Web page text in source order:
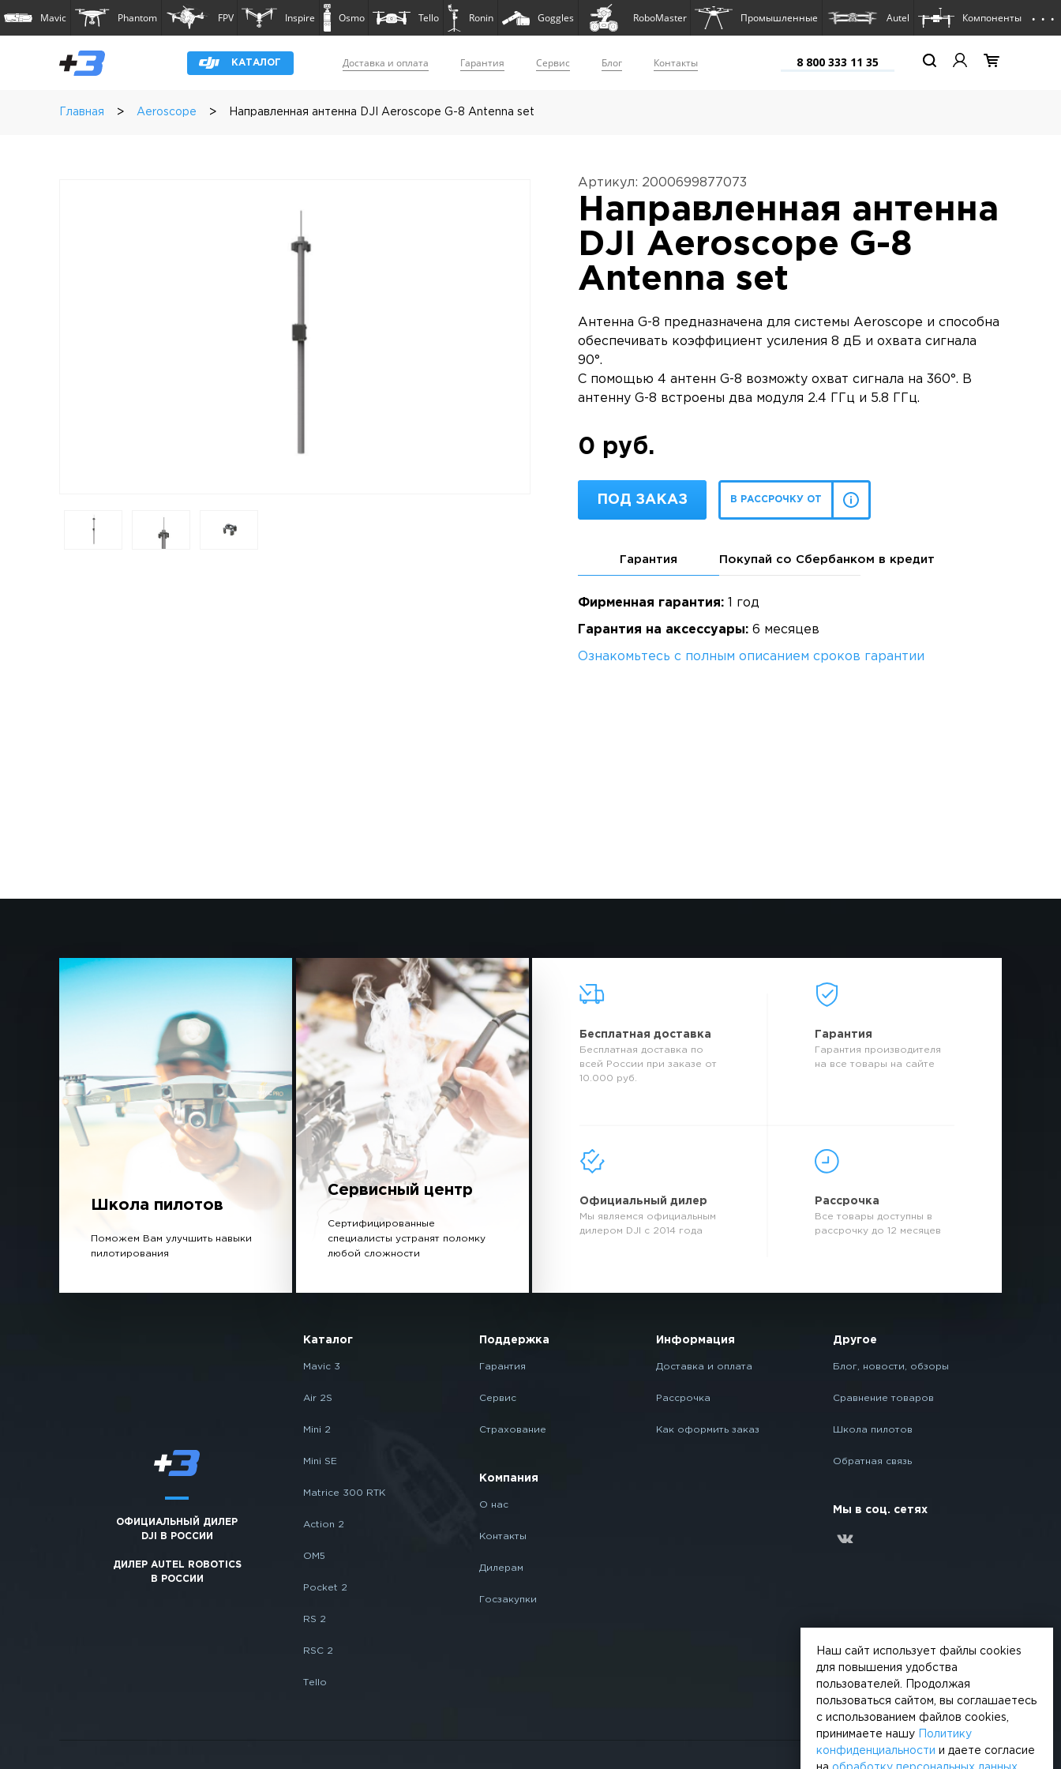
Mavic Phantom FPV Inspire Osmo Tello Ronin Goggles RoboMaster Промышленные Autel Компоненты . . .
КАТАЛОГ Доставка и оплата Гарантия Сервис Блог Контакты 8 800 333 11 35
Главная > Aeroscope > Направленная антенна DJI Aeroscope G-8 Antenna set
Артикул: 2000699877073
Направленная антенна
DJI Aeroscope G-8
Antenna set
Антенна G-8 предназначена для системы Aeroscope и способна
обеспечивать коэффициент усиления 8 дБ и охвата сигнала
90°.
С помощью 4 антенн G-8 возможty охват сигнала на 360°. В
антенну G-8 встроены два модуля 2.4 ГГц и 5.8 ГГц.
0 руб.
ПОД ЗАКАЗ В РАССРОЧКУ ОТ
Гарантия Покупай со Сбербанком в кредит
Фирменная гарантия:1 год
Гарантия на аксессуары:6 месяцев
Ознакомьтесь с полным описанием сроков гарантии
Школа пилотов
Поможем Вам улучшить навыки
пилотирования
Сервисный центр
Сертифицированные
специалисты устранят поломку
любой сложности
Бесплатная доставка
Бесплатная доставка по
всей России при заказе от
10.000 руб.
Гарантия
Гарантия производителя
на все товары на сайте
Официальный дилер
Мы являемся официальным
дилером DJI с 2014 года
Рассрочка
Все товары доступны в
рассрочку до 12 месяцев
ОФИЦИАЛЬНЫЙ ДИЛЕР
DJI В РОССИИ
ДИЛЕР AUTEL ROBOTICS
В РОССИИ
Каталог
Mavic 3
Air 2S
Mini 2
Mini SE
Matrice 300 RTK
Action 2
OM5
Pocket 2
RS 2
RSC 2
Tello
Поддержка
Гарантия
Сервис
Страхование
Компания
О нас
Контакты
Дилерам
Госзакупки
Информация
Доставка и оплата
Рассрочка
Как оформить заказ
Другое
Блог, новости, обзоры
Сравнение товаров
Школа пилотов
Обратная связь
Мы в соц. сетях
Наш сайт использует файлы cookies
для повышения удобства
пользователей. Продолжая
пользоваться сайтом, вы соглашаетесь
с использованием файлов cookies,
принимаете нашу
Политику
конфиденциальности
и даете согласие